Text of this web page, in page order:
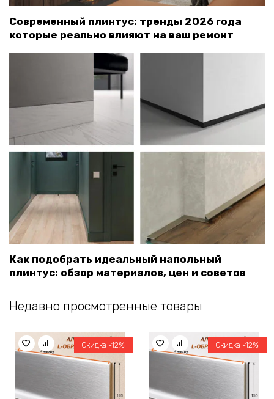
Современный плинтус: тренды 2026 года
которые реально влияют на ваш ремонт
Как подобрать идеальный напольный
плинтус: обзор материалов, цен и советов
Недавно просмотренные товары
Скидка -12% Скидка -12%